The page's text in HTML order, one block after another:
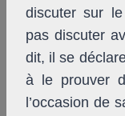
discuter sur
pas discuter
dit, il se
à le prouver
l’occasion de